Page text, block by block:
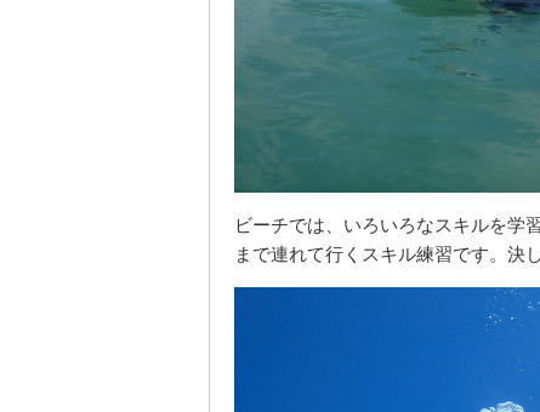
ビーチでは、いろいろなスキルを学
まで連れて行くスキル練習です。決